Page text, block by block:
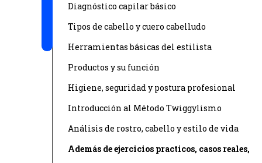
Diagnóstico capilar básico
Tipos de cabello y cuero cabelludo
Herramientas básicas del estilista
Productos y su función
Higiene, seguridad y postura profesional
Introducción al Método Twiggylismo
Análisis de rostro, cabello y estilo de vida
Además de ejercicios practicos, casos reales,